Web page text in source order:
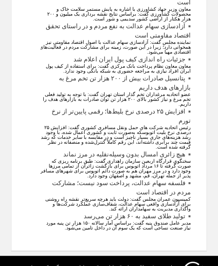
است
معاون وزیر جهاد کشاورزی با اشاره به پایش مستمر سلامت خاک و
محصولات کشاورزی گفت: براساس نتایج نقشه برداری یک میلیون و ۲۰۰
هزار هکتار از اراضی کشور سدیمی و شور است.
آزادسازی سهام عدالت به نفع مردم و در راستای تحقق
اقتصاد مقاومتی است
نماینده مجلس گفت: آزادسازی سهام عدالت با اصول اقتصاد مقاومتی نیز
همخوانی دارد؛ زیرا در این صورت، زمینه برای مشارکت مردم در فعالیت‌های
اقتصادی مهیا می‌شود.
جزئیات راه اندازی کیف پول ایران اعلام شد
معاون معاون نظام پرداخت بانک مرکزی گفت: برای استفاده از کیف پول
ایران افراد نیازی به مراجعه حضوری به شبکه بانکی وجود ندارد.
پتانسیل صادرات بیش از ۲۰۰ هزار تن تخم مرغ به
بازار‌های هدف داریم
عضو اتحادیه مرغداران تخم گذار استان تهران گفت: با توجه به تولید فعلی
تخم مرغ و نیاز کشور بالای ۲۰۰ هزار تن توان صادرات به بازار‌های هدف را
داریم.
افزایش ۲۵ درصدی نرخ بلیط‌ها؛ رقمی پایین‌تر از نرخ
تورم
رئیس اتحادیه شرکت های حمل ونقل مسافری کشوری گفت: افزایش ۲۵
درصدی نرخ بلیت اتوبوسکه به‌صورت ثابت و کشوری اعمال شده، با وجود
رشد هزینه‌های جاری بسیار ناچیز است و در مقایسه با سایر خدمات که رشد
قیمت چند برابری داشته‌اند، این رقم کاملاً کنترل‌شده و منصفانه در نظر
گرفته شده است.
هیچ زائری امسال بدون وسیله‌نقلیه در مرز نماند
سخنگوی قرارگاه اربعین سازمان راهداری گفت: طبق برنامه ریزی که
صورت گرفته تا ۱۶ مرداد اتوبوس برای بازگشت زائران از تمامی مرز‌ها
وجود دارد و در مرز مهران هم به صورت دائم اتوبوس برای شهر‌های مسافر
پذیر از جمله تهران، قم، مشهد و اصفهان وجود دارد.
فلسفه سهام عدالت، پرداخت سود نیست؛ مشارکت
مردم در اقتصاد است
کمیسیون عمران مجلس گفت: دولت باید هرچه سریع‌تر نقشه راه روشنی
برای آزادسازی واقعی سهام عدالت، شفاف‌سازی عملکرد شرکت‌ها و
واگذاری مدیریت به سهامداران ارائه کند.
تولید طلای سفید به ۶۰ هزار تن می‌رسد
مدیر عامل صندوق پنبه گفت: براساس آمار سالانه ۱۵۰ هزار تن پنبه مورد
نیاز صنعت نساجی است که یک سوم آن در داخل تامین می‌شود.